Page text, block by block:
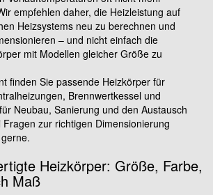
empfehlen daher, die Heizleistung auf
Heizsystems neu zu berechnen und
– und nicht einfach die
mit Modellen gleicher Größe zu
finden Sie passende Heizkörper für
Brennwertkessel und
Neubau, Sanierung und den Austausch
zur richtigen Dimensionierung
Heizkörper: Größe, Farbe,
Maß